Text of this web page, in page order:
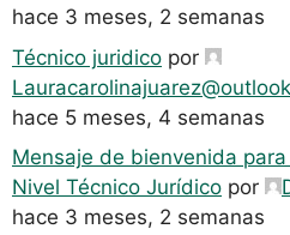
hace 3 meses, 2 semanas
Técnico juridico por
hace 5 meses, 4 semanas
Mensaje de bienvenida
Nivel Técnico Jurídico por
hace 3 meses, 2 semanas